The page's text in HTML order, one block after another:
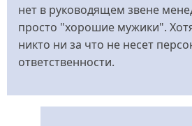
нет в руководящем звене
просто "хорошие мужики".
никто ни за что не несет
ответственности.